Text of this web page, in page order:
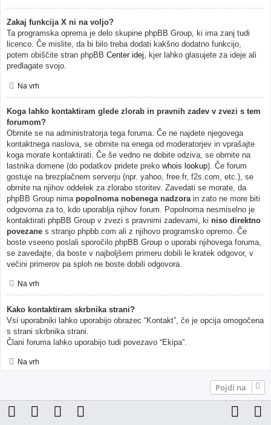
Zakaj funkcija X ni na voljo?
Ta programska oprema je delo skupine phpBB Group, ki ima zanj tudi
licenco. Če mislite, da bi bilo treba dodati kakšno dodatno funkcijo,
potem obiščite stran phpBB Center idej, kjer lahko glasujete za ideje ali
predlagate svojo.
Na vrh
Koga lahko kontaktiram glede zlorab in pravnih zadev v zvezi s tem
forumom?
Obrnite se na administratorja tega foruma. Če ne najdete njegovega
kontaktnega naslova, se obrnite na enega od moderatorjev in vprašajte
koga morate kontaktirati. Če še vedno ne dobite odziva, se obrnite na
lastnika domene (do podatkov pridete preko whois lookup). Če forum
gostuje na brezplačnem serverju (npr. yahoo, free.fr, f2s.com, etc.), se
obrnite na njihov oddelek za zlorabo storitev. Zavedati se morate, da
phpBB Group nima popolnoma nobenega nadzora in zato ne more biti
odgovorna za to, kdo uporablja njihov forum. Popolnoma nesmiselno je
kontaktirati phpBB Group v zvezi s pravnimi zadevami, ki niso direktno
povezane s stranjo phpbb.com ali z njihovo programsko opremo. Če
boste vseeno poslali sporočilo phpBB Group o uporabi njihovega foruma,
se zavedajte, da boste v najboljšem primeru dobili le kratek odgovor, v
večini primerov pa sploh ne boste dobili odgovora.
Na vrh
Kako kontaktiram skrbnika strani?
Vsi uporabniki lahko uporabijo obrazec “Kontakt”, če je opcija omogočena
s strani skrbnika strani.
Člani foruma lahko uporabijo tudi povezavo “Ekipa”.
Na vrh
Pojdi na